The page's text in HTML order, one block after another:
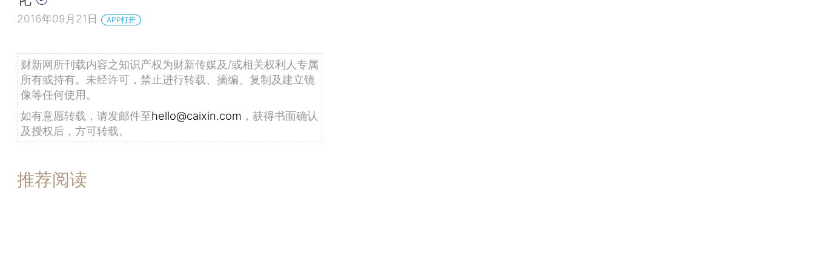
2016年09月21日 APP打开
财新网所刊载内容之知识产权为财新传媒及/或相关权利人专属
所有或持有。未经许可，禁止进行转载、摘编、复制及建立镜
像等任何使用。
如有意愿转载，请发邮件至hello@caixin.com ，获得书面确认
及授权后，方可转载。
推荐阅读